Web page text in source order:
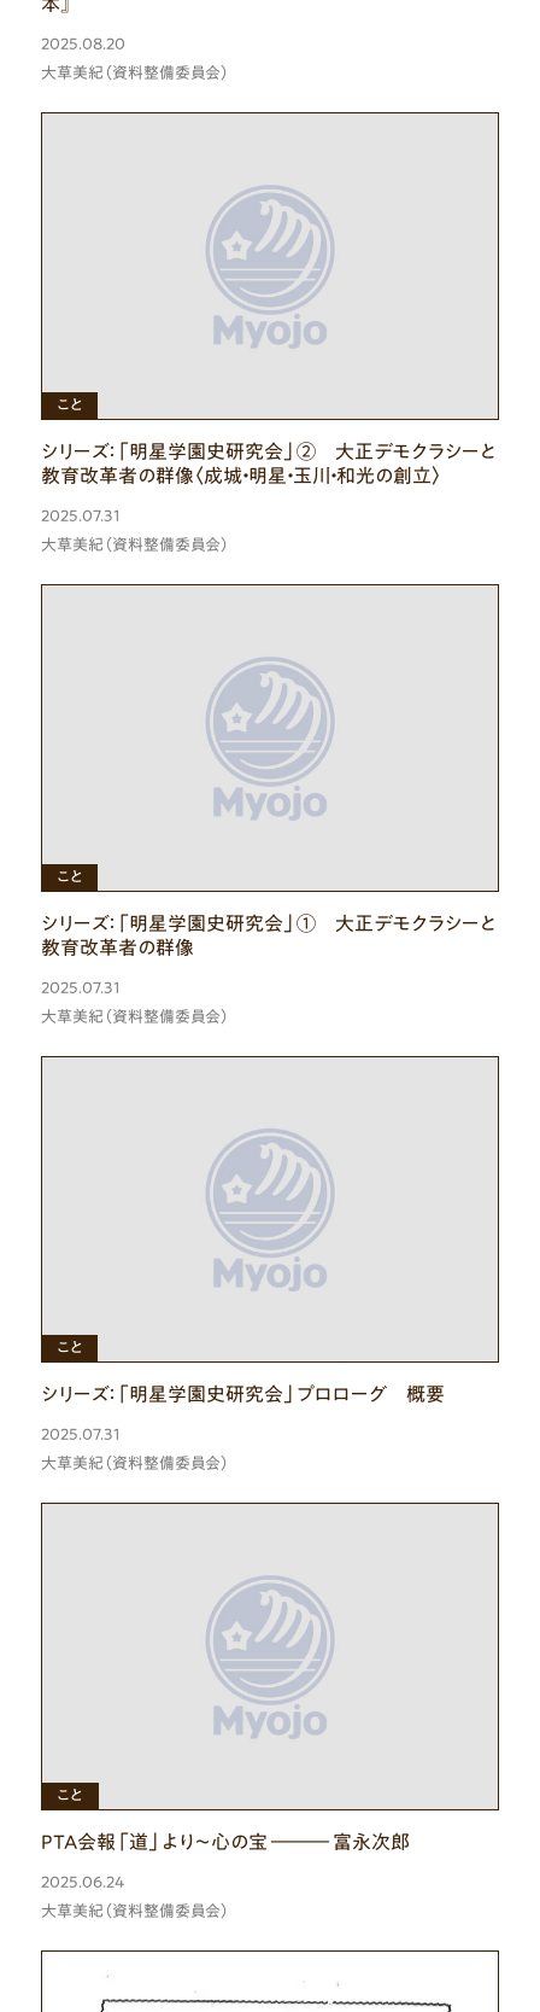
本』
2025.08.20
大草美紀（資料整備委員会）
こと
シリーズ：「明星学園史研究会」② 大正デモクラシーと
教育改革者の群像〈成城・明星・玉川・和光の創立〉
2025.07.31
大草美紀（資料整備委員会）
こと
シリーズ：「明星学園史研究会」① 大正デモクラシーと
教育改革者の群像
2025.07.31
大草美紀（資料整備委員会）
こと
シリーズ：「明星学園史研究会」プロローグ 概要
2025.07.31
大草美紀（資料整備委員会）
ひと
こと
PTA会報「道」より～心の宝 ――― 富永次郎
2025.06.24
大草美紀（資料整備委員会）